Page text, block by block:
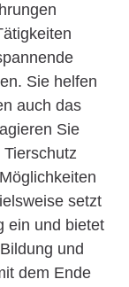
Sie helfen
auch das
Sie
setzt
ein und bietet
und
dem Ende